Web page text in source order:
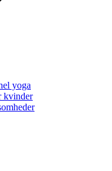
yoga
kvinder